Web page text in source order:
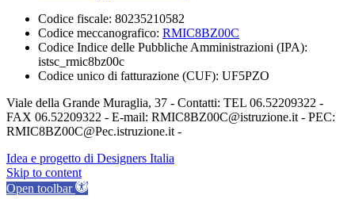
Codice fiscale: 80235210582
Codice meccanografico: RMIC8BZ00C
Codice Indice delle Pubbliche Amministrazioni (IPA):
istsc_rmic8bz00c
Codice unico di fatturazione (CUF): UF5PZO
Viale della Grande Muraglia, 37 - Contatti: TEL 06.52209322 -
FAX 06.52209322 - E-mail: RMIC8BZ00C@istruzione.it - PEC:
RMIC8BZ00C@Pec.istruzione.it -
Idea e progetto di Designers Italia
Skip to content
Open toolbar